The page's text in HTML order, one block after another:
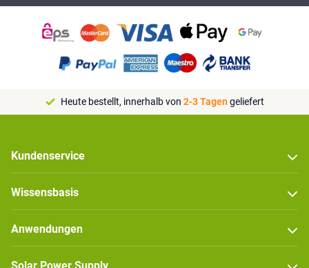
Heute bestellt, innerhalb von 2-3 Tagengeliefert
Kundenservice
Wissensbasis
Anwendungen